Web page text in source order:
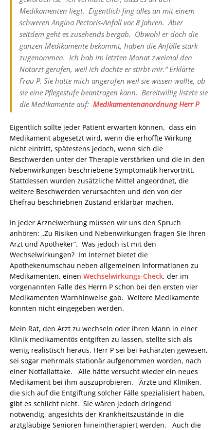
Medikamenten liegt. Eigentlich fing alles an mit einem
schweren Angina Pectoris-Anfall vor 8 Jahren. Aber
seitdem geht es zusehends bergab. Obwohl er doch die
ganzen Medikamente bekommt, haben die Anfälle stark
zugenommen. Ich hab im letzten Monat zweimal den
Notarzt gerufen, weil ich dachte er stirbt mir.“ Erklärte
Frau P. Sie hatte mich angerufen weil sie wissen wollte, ob
sie eine Pflegestufe beantragen kann. Bereitwillig listete sie
die Medikamente auf: Medikamentenanordnung Herr P
Eigentlich sollte jeder Patient erwarten können, dass ein
Medikament abgesetzt wird, wenn die erhoffte Wirkung
nicht eintritt, spätestens jedoch, wenn sich die
Beschwerden unter der Therapie verstärken und die in den
Nebenwirkungen beschriebene Symptomatik hervortritt.
Stattdessen wurden zusätzliche Mittel angeordnet, die
weitere Beschwerden verursachten und den von der
Ehefrau beschriebnen Zustand erklärbar machen.
In jeder Arzneiwerbung müssen wir uns den Spruch
anhören: „Zu Risiken und Nebenwirkungen fragen Sie Ihren
Arzt und Apotheker“. Was jedoch ist mit den
Wechselwirkungen? Im Internet bietet die
Apothekenumschau neben allgemeinen Informationen zu
Medikamenten, einen Wechselwirkungs-Check, der im
vorgenannten Falle des Herrn P schon bei den ersten vier
Medikamenten Warnhinweise gab. Weitere Medikamente
konnten nicht eingegeben werden.
Mein Rat, den Arzt zu wechseln oder ihren Mann in einer
Klinik medikamentös entgiften zu lassen, stellte sich als
wenig realistisch heraus. Herr P sei bei Fachärzten gewesen,
sei sogar mehrmals stationär aufgenommen worden, nach
einer Notfallattake. Alle hätte versucht wieder ein neues
Medikament bei ihm auszuprobieren. Ärzte und Kliniken,
die sich auf die Entgiftung solcher Fälle spezialisiert haben,
gibt es schlicht nicht. Sie wären jedoch dringend
notwendig, angesichts der Krankheitszustände in die
arztgläubige Senioren hineintherapiert werden. Auch die